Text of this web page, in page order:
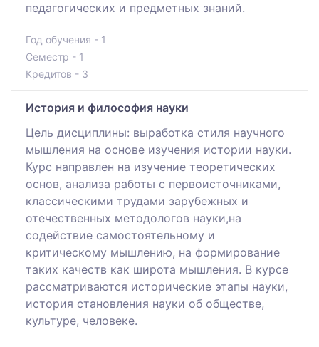
педагогических и предметных знаний.
Год обучения - 1
Семестр - 1
Кредитов - 3
История и философия науки
Цель дисциплины: выработка стиля научного
мышления на основе изучения истории науки.
Курс направлен на изучение теоретических
основ, анализа работы c первоисточниками,
классическими трудами зарубежных и
отечественных методологов науки,на
содействие самостоятельному и
критическому мышлению, на формирование
таких качеств как широта мышления. В курсе
рассматриваются исторические этапы науки,
история становления науки об обществе,
культуре, человеке.